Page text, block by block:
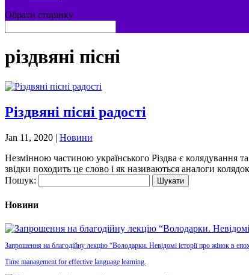
Обрати сторінку
різдвяні пісні
Різдвяні пісні радості
Jan 11, 2020 | Новини
Незмінною частиною українського Різдва є колядування
звідки походить це слово і як називаються аналоги
Пошук:
Новини
Запрошення на благодійну лекцію “Володарки. Невідомі історії про жінок в
Time management for effective language learning.